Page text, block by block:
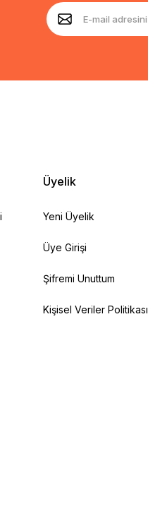
Üyelik
Yeni Üyelik
Üye Girişi
Şifremi Unuttum
Kişisel Veriler Politikası